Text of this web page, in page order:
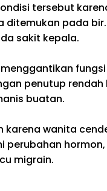
tersebut
pada
sakit kepala.
penutup rendah
buatan.
karena wanita
perubahan
migrain.